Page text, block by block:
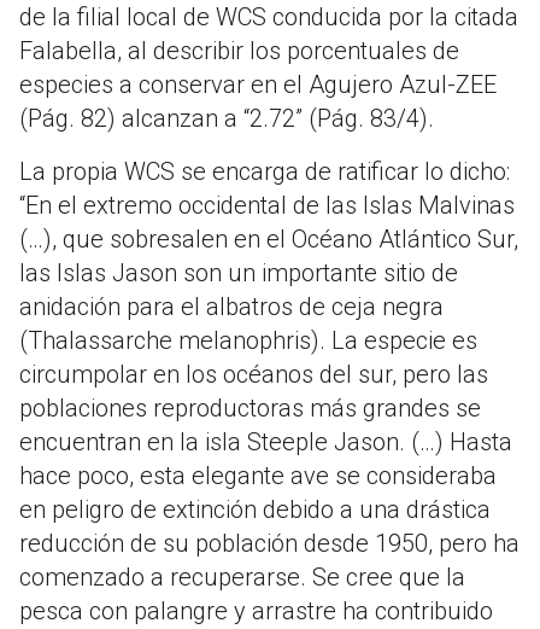
de la filial local de WCS conducida por la citada
Falabella, al describir los porcentuales de
especies a conservar en el Agujero Azul-ZEE
(Pág. 82) alcanzan a “2.72” (Pág. 83/4).
La propia WCS se encarga de ratificar lo dicho:
“En el extremo occidental de las Islas Malvinas
(…), que sobresalen en el Océano Atlántico Sur,
las Islas Jason son un importante sitio de
anidación para el albatros de ceja negra
(Thalassarche melanophris). La especie es
circumpolar en los océanos del sur, pero las
poblaciones reproductoras más grandes se
encuentran en la isla Steeple Jason. (…) Hasta
hace poco, esta elegante ave se consideraba
en peligro de extinción debido a una drástica
reducción de su población desde 1950, pero ha
comenzado a recuperarse. Se cree que la
pesca con palangre y arrastre ha contribuido